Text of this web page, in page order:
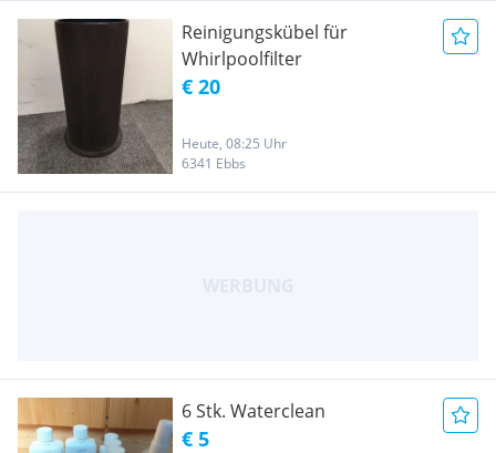
Reinigungskübel für
Whirlpoolfilter
€ 20
Heute, 08:25 Uhr
6341 Ebbs
6 Stk. Waterclean
€ 5